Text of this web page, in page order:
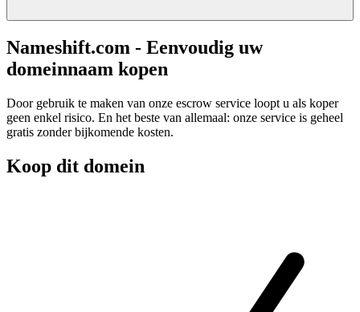
Nameshift.com - Eenvoudig uw
domeinnaam kopen
Door gebruik te maken van onze escrow service loopt u als koper
geen enkel risico. En het beste van allemaal: onze service is geheel
gratis zonder bijkomende kosten.
Koop dit domein